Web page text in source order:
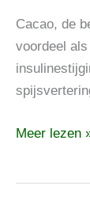
Cacao, de
voordeel
geeft
een
Meer lezen